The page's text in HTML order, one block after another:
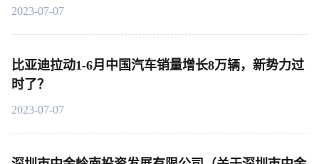
2023-07-07
比亚迪拉动1-6月中国汽车销量增长8万辆，新势力过
时了？
2023-07-07